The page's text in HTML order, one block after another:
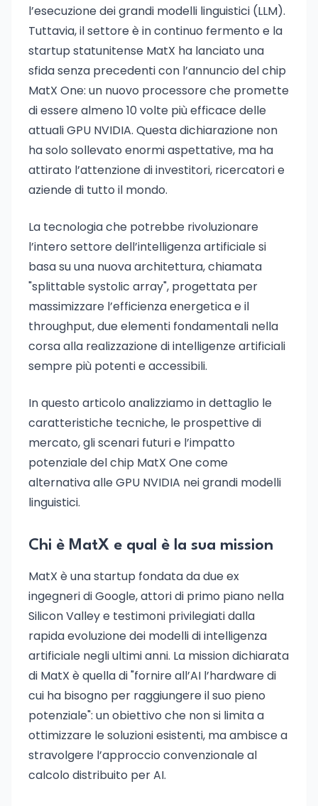
l’esecuzione dei grandi modelli linguistici (LLM).
Tuttavia, il settore è in continuo fermento e la
startup statunitense MatX ha lanciato una
sfida senza precedenti con l’annuncio del chip
MatX One: un nuovo processore che promette
di essere almeno 10 volte più efficace delle
attuali GPU NVIDIA. Questa dichiarazione non
ha solo sollevato enormi aspettative, ma ha
attirato l’attenzione di investitori, ricercatori e
aziende di tutto il mondo.
La tecnologia che potrebbe rivoluzionare
l’intero settore dell’intelligenza artificiale si
basa su una nuova architettura, chiamata
"splittable systolic array", progettata per
massimizzare l’efficienza energetica e il
throughput, due elementi fondamentali nella
corsa alla realizzazione di intelligenze artificiali
sempre più potenti e accessibili.
In questo articolo analizziamo in dettaglio le
caratteristiche tecniche, le prospettive di
mercato, gli scenari futuri e l’impatto
potenziale del chip MatX One come
alternativa alle GPU NVIDIA nei grandi modelli
linguistici.
Chi è MatX e qual è la sua mission
MatX è una startup fondata da due ex
ingegneri di Google, attori di primo piano nella
Silicon Valley e testimoni privilegiati dalla
rapida evoluzione dei modelli di intelligenza
artificiale negli ultimi anni. La mission dichiarata
di MatX è quella di "fornire all’AI l’hardware di
cui ha bisogno per raggiungere il suo pieno
potenziale": un obiettivo che non si limita a
ottimizzare le soluzioni esistenti, ma ambisce a
stravolgere l’approccio convenzionale al
calcolo distribuito per AI.